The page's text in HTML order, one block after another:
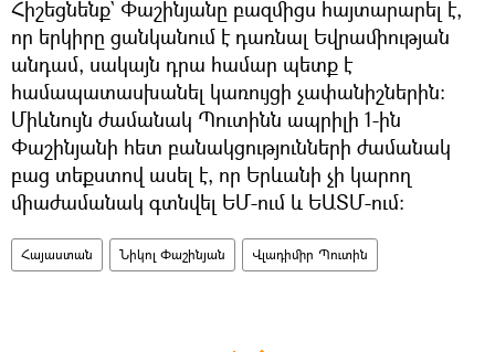
Հիշեցնենք` Փաշինյանը բազմիցս հայտարարել է,
որ երկիրը ցանկանում է դառնալ Եվրամիության
անդամ, սակայն դրա համար պետք է
համապատասխանել կառույցի չափանիշներին:
Միևնույն ժամանակ Պուտինն ապրիլի 1-ին
Փաշինյանի հետ բանակցությունների ժամանակ
բաց տեքստով ասել է, որ Երևանի չի կարող
միաժամանակ գտնվել ԵՄ-ում և ԵԱՏՄ-ում:
Հայաստան Նիկոլ Փաշինյան Վլադիմիր Պուտին